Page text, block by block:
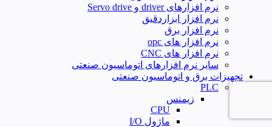
نرم افزارهای driver و Servo drive
نرم افزار ابزاردقیق
نرم افزار برق
نرم افزار های opc
نرم افزار های CNC
سایر نرم افزارهای اتوماسیون صنعتی
تجهیزات برق و اتوماسیون صنعتی
PLC
زیمنس
CPU
ماژول I/O